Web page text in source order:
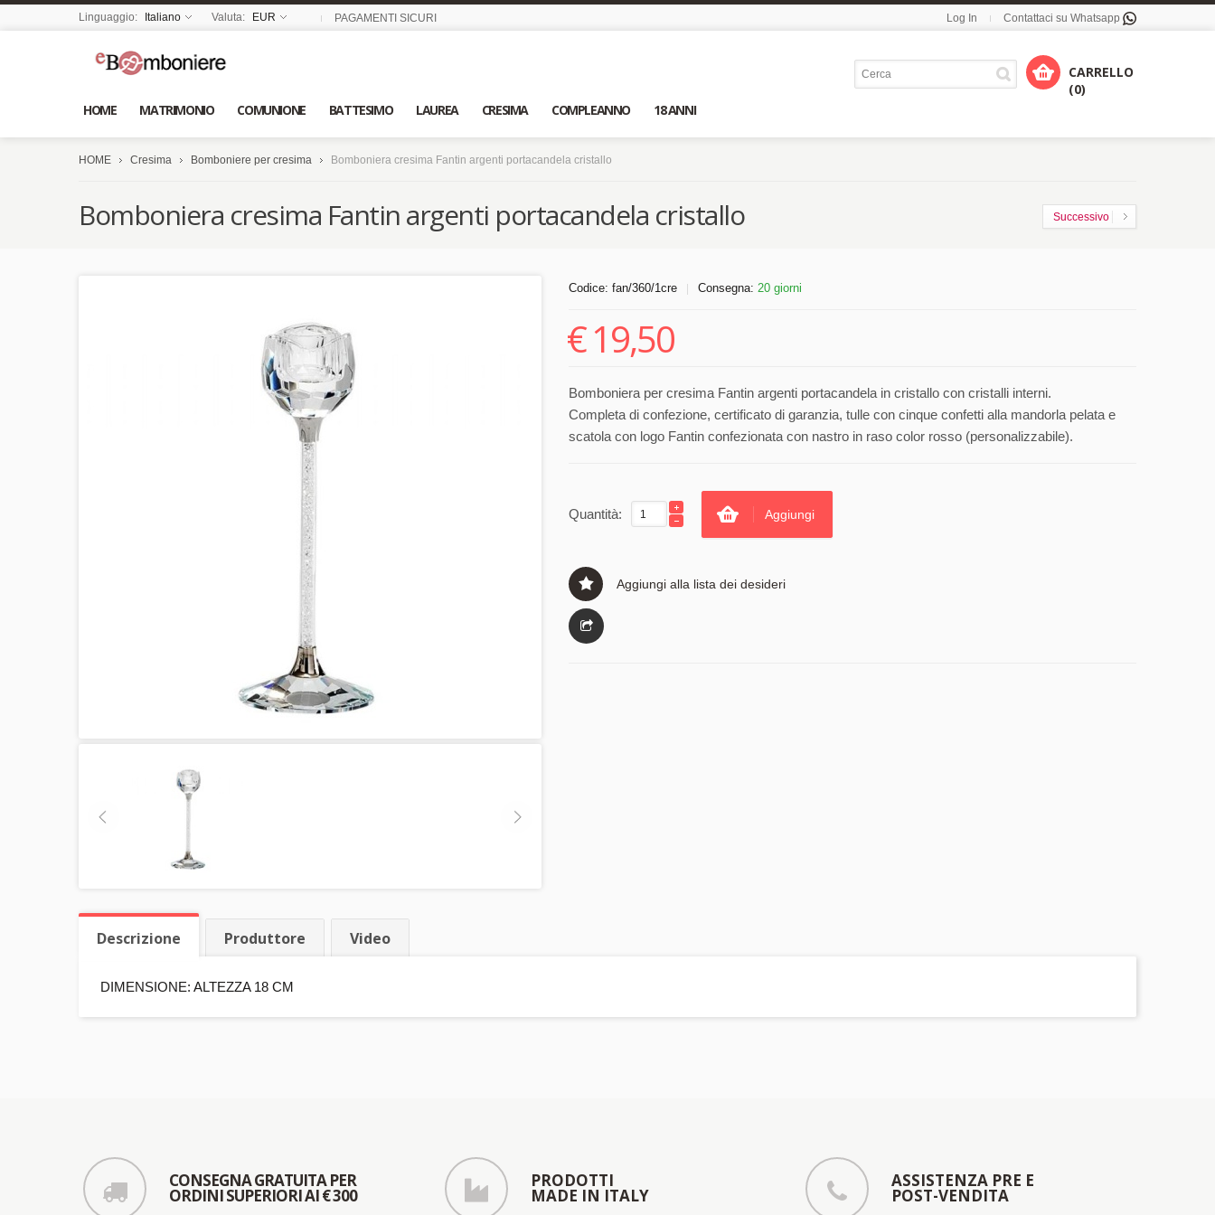
Linguaggio: Italiano Valuta: EUR PAGAMENTI SICURI Log In Contattaci su Whatsapp
HOME MATRIMONIO COMUNIONE BATTESIMO LAUREA CRESIMA COMPLEANNO 18 ANNI
CARRELLO
(0)
HOME Cresima Bomboniere per cresima Bomboniera cresima Fantin argenti portacandela cristallo
Successivo
Bomboniera cresima Fantin argenti portacandela cristallo
Codice: fan/360/1cre Consegna: 20 giorni
€19,50
Bomboniera per cresima Fantin argenti portacandela in cristallo con cristalli interni.
Completa di confezione, certificato di garanzia, tulle con cinque confetti alla mandorla pelata e
scatola con logo Fantin confezionata con nastro in raso color rosso (personalizzabile).
Quantità: Aggiungi
Aggiungi alla lista dei desideri
Descrizione Produttore Video
DIMENSIONE: ALTEZZA 18 CM
CONSEGNA GRATUITA PER
ORDINI SUPERIORI AI € 300
PRODOTTI
MADE IN ITALY
ASSISTENZA PRE E
POST-VENDITA